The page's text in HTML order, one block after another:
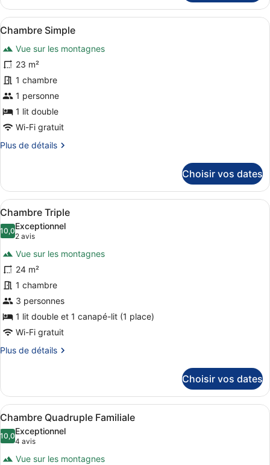
le
type
de
Chambre
Double
Afficher
toutes
les
photos
pour
ce
type
de
chambre :
Chambre
Une chambre d’hôtel avec un
7
Chambre Simple
Vue sur les montagnes
23 m²
1 chambre
1 personne
1 lit double
Wi-Fi gratuit
Plus de détails
Plus
le
type
de
chambre
Chambre
Simple
Choisir vos dates
Afficher
toutes
les
photos
pour
ce
type
de
chambre :
Chambre
Triple
Une chambre d’hôtel moderne
12
Chambre Triple
10,010,0 sur 10
Exceptionnel
2 avis
(2 avis)
Vue sur les montagnes
24 m²
1 chambre
3 personnes
1 lit double et 1 canapé-lit (1 place)
Wi-Fi gratuit
Plus de détails
Plus
le
type
de
chambre
Chambre
Triple
Choisir vos dates
Afficher
toutes
les
photos
Une chambre d’hôtel avec deux
6
Chambre Quadruple Familiale
10,010,0 sur 10
Exceptionnel
4 avis
(4 avis)
Vue sur les montagnes